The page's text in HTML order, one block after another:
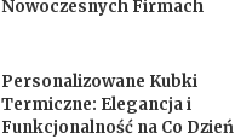
Nowoczesnych Firmach
Personalizowane Kubki
Termiczne: Elegancja i
Funkcjonalność na Co Dzień